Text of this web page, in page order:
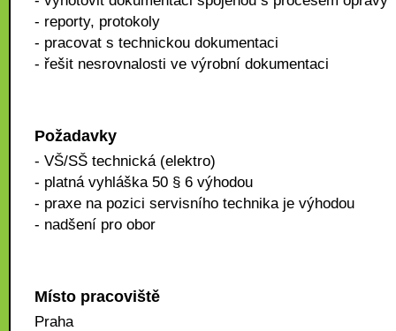
- reporty, protokoly
- pracovat s technickou dokumentaci
- řešit nesrovnalosti ve výrobní dokumentaci
Požadavky
- VŠ/SŠ technická (elektro)
- platná vyhláška 50 § 6 výhodou
- praxe na pozici servisního technika je výhodou
- nadšení pro obor
Místo pracoviště
Praha